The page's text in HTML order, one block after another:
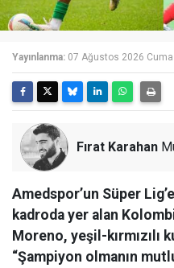
Yayınlanma: 07 Ağustos 2026
Fırat Karahan
Amedspor’un Süper
kadroda yer alan
Moreno, yeşil-kırmızılı
“Şampiyon olmanın